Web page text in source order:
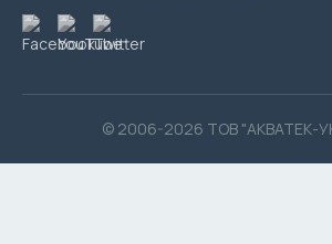
© 2006-2026 ТОВ "АКВАТЕК-